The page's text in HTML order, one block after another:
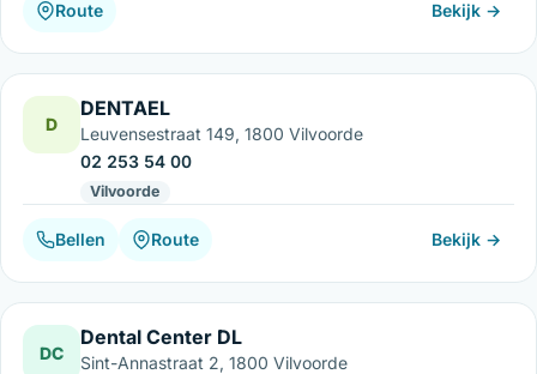
Route Bekijk →
D
DENTAEL
Leuvensestraat 149, 1800 Vilvoorde
02 253 54 00
Vilvoorde
Bellen Route Bekijk →
DC
Dental Center DL
Sint-Annastraat 2, 1800 Vilvoorde